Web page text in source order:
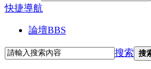
快捷導航
論壇BBS
搜索 搜